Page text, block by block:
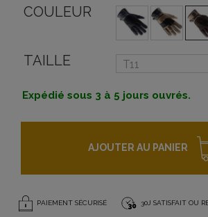
COULEUR
TAILLE
Expédié sous 3 à 5 jours ouvrés.
AJOUTER AU PANIER
PAIEMENT SÉCURISÉ 30J SATISFAIT OU